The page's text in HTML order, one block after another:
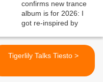
Tigerlily Talks Tiesto >